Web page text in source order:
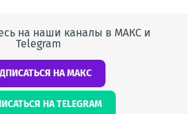
на наши каналы в МАКС и
Telegram
НА МАКС
НА TELEGRAM